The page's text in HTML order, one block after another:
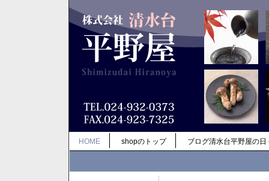
HOME shopのトップ ブログ清水台平野屋の日